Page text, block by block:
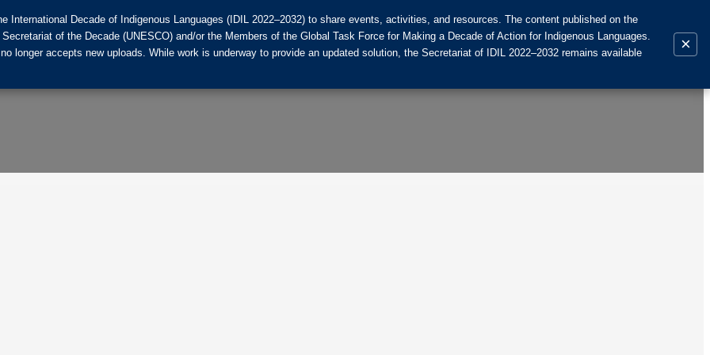
Decade of Indigenous Languages (IDIL 2022–2032) to share events, activities, and resources. The content published on the
of the Decade (UNESCO) and/or the Members of the Global Task Force for Making a Decade of Action for Indigenous Languages.
longer accepts new uploads. While work is underway to provide an updated solution, the Secretariat of IDIL 2022–2032 remains available
×